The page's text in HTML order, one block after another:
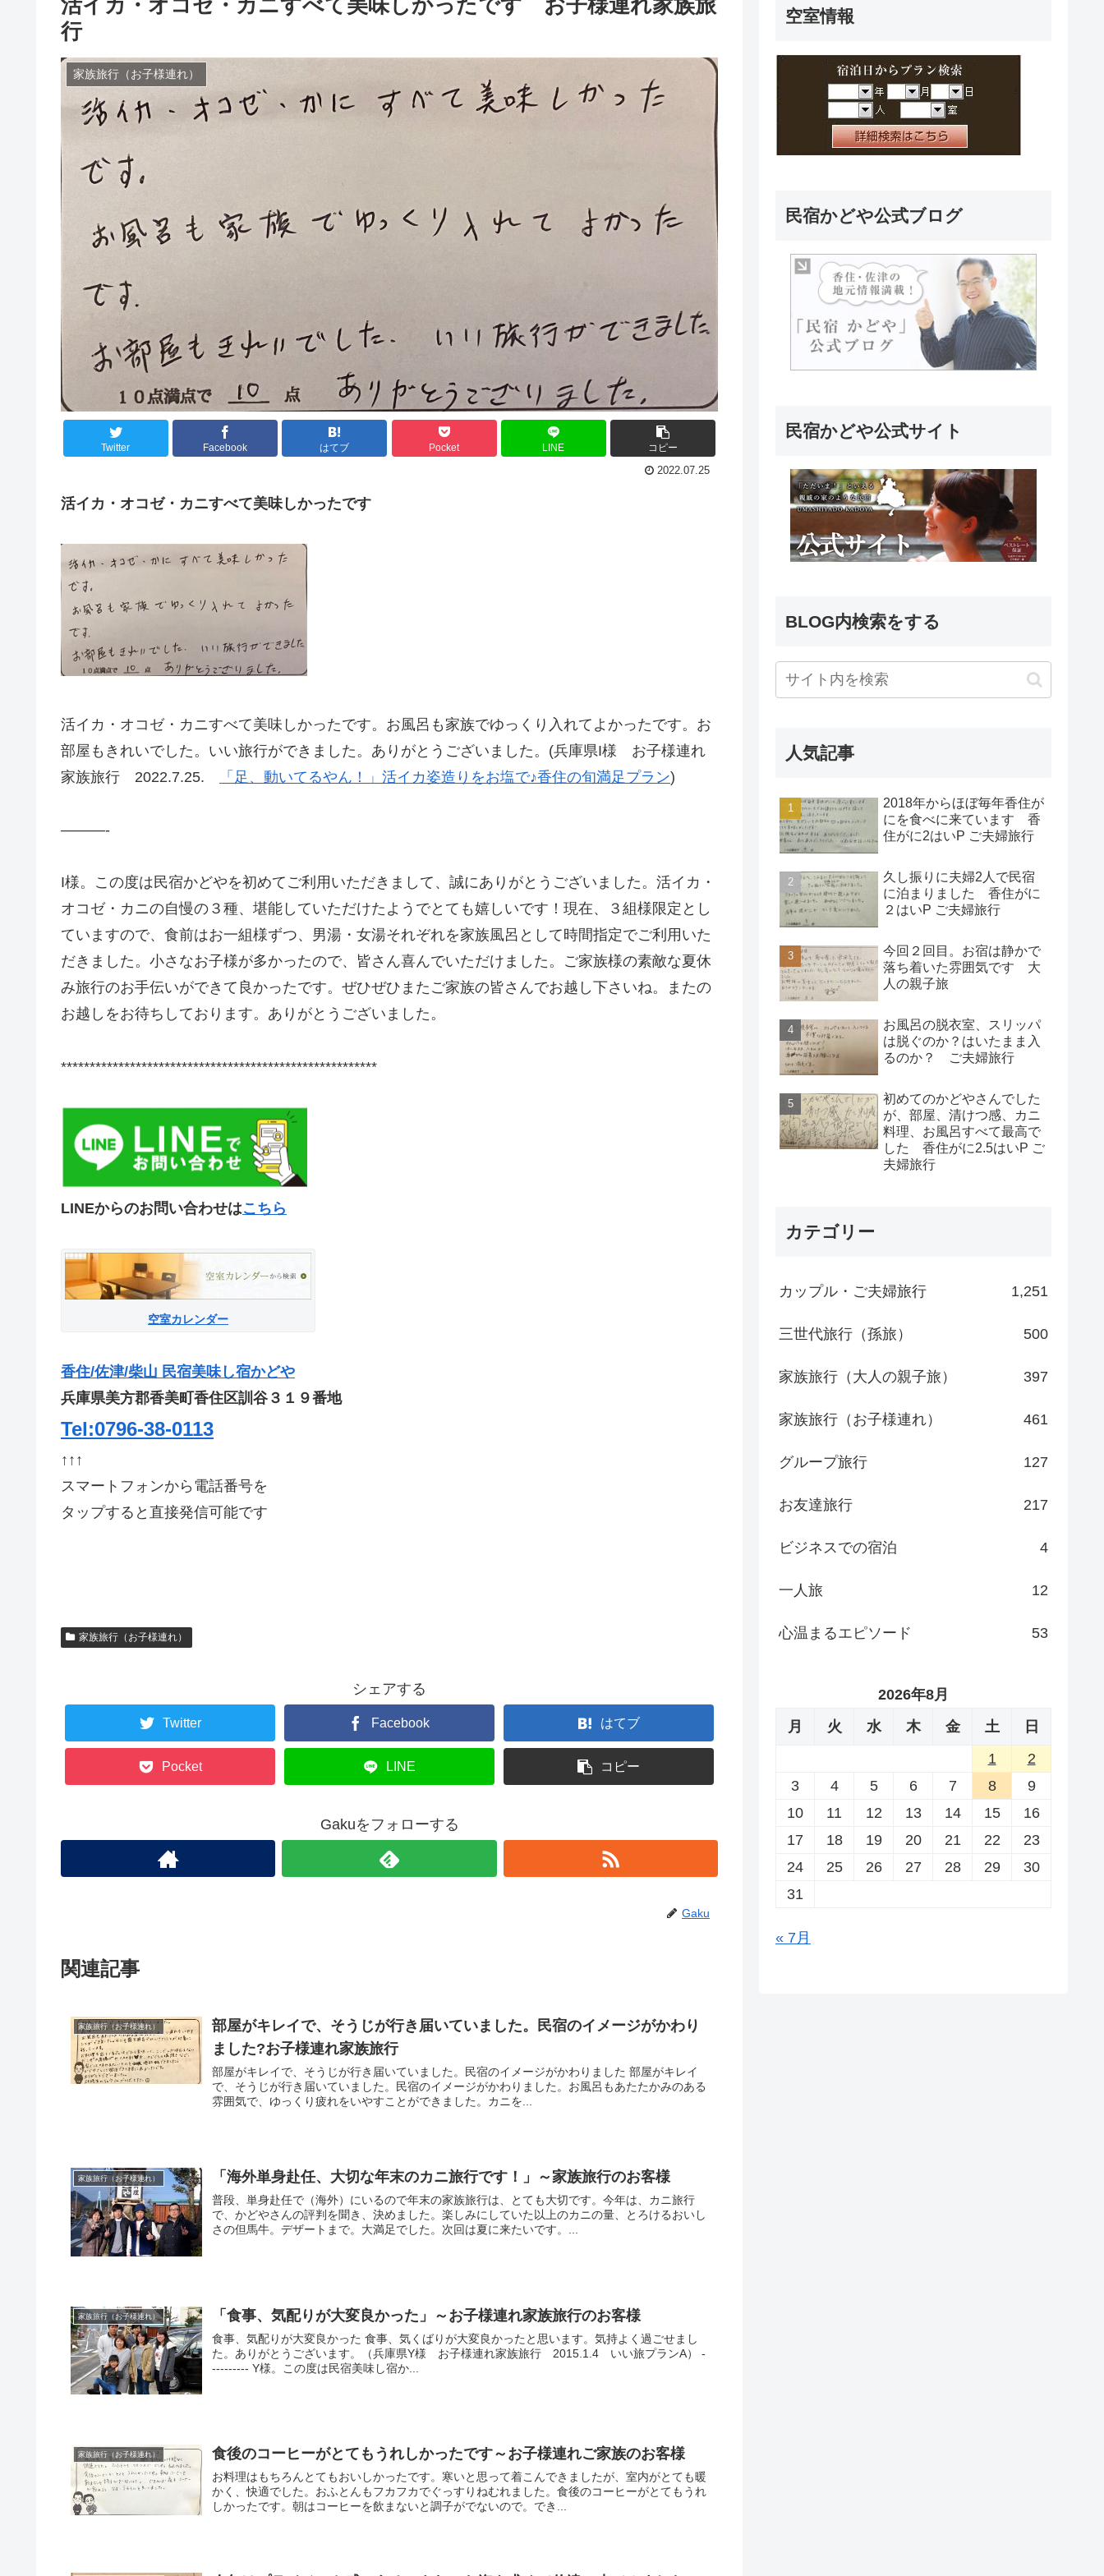
行
家族旅行（お子様連れ）
Twitter Facebook はてブ Pocket LINE コピー
2022.07.25
活イカ・オコゼ・カニすべて美味しかったです
活イカ・オコゼ・カニすべて美味しかったです。お風呂も家族でゆっくり入れてよかったです。お
部屋もきれいでした。いい旅行ができました。ありがとうございました。(兵庫県I様 お子様連れ
家族旅行 2022.7.25.
「足、動いてるやん！」活イカ姿造りをお塩で♪香住の旬満足プラン)
———-
I様。この度は民宿かどやを初めてご利用いただきまして、誠にありがとうございました。活イカ・
オコゼ・カニの自慢の３種、堪能していただけたようでとても嬉しいです！現在、３組様限定とし
ていますので、食前はお一組様ずつ、男湯・女湯それぞれを家族風呂として時間指定でご利用いた
だきました。小さなお子様が多かったので、皆さん喜んでいただけました。ご家族様の素敵な夏休
み旅行のお手伝いができて良かったです。ぜひぜひまたご家族の皆さんでお越し下さいね。またの
お越しをお待ちしております。ありがとうございました。
*******************************************************
LINEからのお問い合わせはこちら
空室カレンダー
香住/佐津/柴山 民宿美味し宿かどや
兵庫県美方郡香美町香住区訓谷３１９番地
Tel:0796-38-0113
↑↑↑
スマートフォンから電話番号を
タップすると直接発信可能です
家族旅行（お子様連れ）
シェアする
Twitter Facebook はてブ
Pocket LINE コピー
Gakuをフォローする
Gaku
関連記事
家族旅行（お子様連れ）
部屋がキレイで、そうじが行き届いていました。民宿のイメージがかわり
ました?お子様連れ家族旅行
部屋がキレイで、そうじが行き届いていました。民宿のイメージがかわりました 部屋がキレイ
で、そうじが行き届いていました。民宿のイメージがかわりました。お風呂もあたたかみのある
雰囲気で、ゆっくり疲れをいやすことができました。カニを...
家族旅行（お子様連れ） 「海外単身赴任、大切な年末のカニ旅行です！」～家族旅行のお客様
普段、単身赴任で（海外）にいるので年末の家族旅行は、とても大切です。今年は、カニ旅行
で、かどやさんの評判を聞き、決めました。楽しみにしていた以上のカニの量、とろけるおいし
さの但馬牛。デザートまで。大満足でした。次回は夏に来たいです。...
家族旅行（お子様連れ） 「食事、気配りが大変良かった」～お子様連れ家族旅行のお客様
食事、気配りが大変良かった 食事、気くばりが大変良かったと思います。気持よく過ごせまし
た。ありがとうございます。（兵庫県Y様 お子様連れ家族旅行 2015.1.4 いい旅プランA） -
--------- Y様。この度は民宿美味し宿か...
家族旅行（お子様連れ） 食後のコーヒーがとてもうれしかったです～お子様連れご家族のお客様
お料理はもちろんとてもおいしかったです。寒いと思って着こんできましたが、室内がとても暖
かく、快適でした。おふとんもフカフカでぐっすりねむれました。食後のコーヒーがとてもうれ
しかったです。朝はコーヒーを飲まないと調子がでないので。でき...
空室情報
民宿かどや公式ブログ
民宿かどや公式サイト
BLOG内検索をする
人気記事
2018年からほぼ毎年香住が
にを食べに来ています 香
住がに2はいP ご夫婦旅行
久し振りに夫婦2人で民宿
に泊まりました 香住がに
２はいP ご夫婦旅行
今回２回目。お宿は静かで
落ち着いた雰囲気です 大
人の親子旅
お風呂の脱衣室、スリッパ
は脱ぐのか？はいたまま入
るのか？ ご夫婦旅行
初めてのかどやさんでした
が、部屋、清けつ感、カニ
料理、お風呂すべて最高で
した 香住がに2.5はいP ご
夫婦旅行
カテゴリー
カップル・ご夫婦旅行 1,251
三世代旅行（孫旅） 500
家族旅行（大人の親子旅） 397
家族旅行（お子様連れ） 461
グループ旅行 127
お友達旅行 217
ビジネスでの宿泊 4
一人旅 12
心温まるエピソード 53
2026年8月
月
火 水 木 金 土
日
1
2
3
4 5 6 7 8
9
10
11 12 13 14 15
16
17
18 19 20 21 22
23
24
25 26 27 28 29
30
31
« 7月